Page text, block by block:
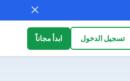
تسجيل الدخول ابدأ مجاناً